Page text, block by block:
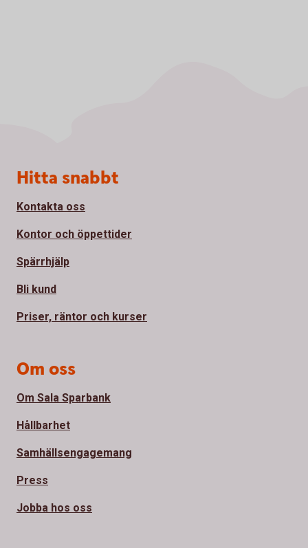
Sidfot
Hitta snabbt
Kontakta oss
Kontor och öppettider
Spärrhjälp
Bli kund
Priser, räntor och kurser
Om oss
Om Sala Sparbank
Hållbarhet
Samhällsengagemang
Press
Jobba hos oss